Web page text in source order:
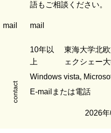
語もご相談ください。
mail mail
10年以
上
東海大学北
ェクシェー
Windows vista,
contact E-mailまたは電話
2026